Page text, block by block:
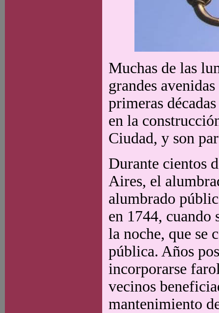
Muchas de las
grandes
primeras
en la
Ciudad, y son
Durante cientos
Aires, el
alumbrado
en 1744, cuando
la noche, que se
pública. Años
incorporarse
vecinos
mantenimiento